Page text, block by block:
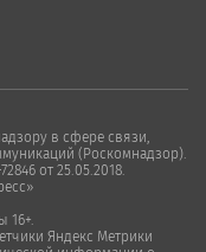
в сфере связи,
(Роскомнадзор).
от 25.05.2018.
16+.
Яндекс Метрики